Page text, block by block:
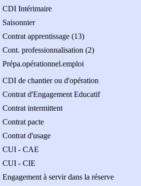
CDI Intérimaire
Saisonnier
Contrat apprentissage (13)
Cont. professionnalisation (2)
Prépa.opérationnel.emploi
CDI de chantier ou d'opération
Contrat d'Engagement Educatif
Contrat intermittent
Contrat pacte
Contrat d'usage
CUI - CAE
CUI - CIE
Engagement à servir dans la réserve